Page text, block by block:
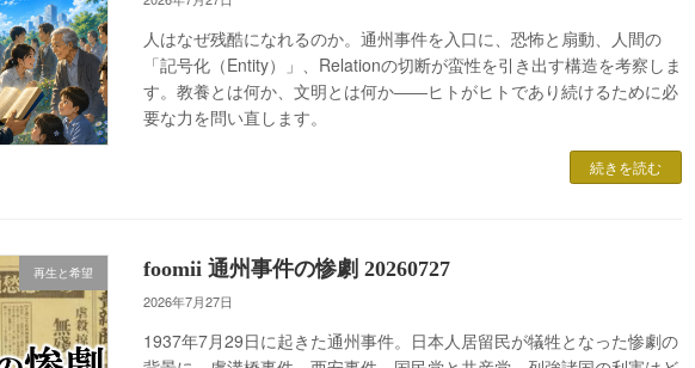
人はなぜ残酷になれるのか。通州事件を入口に、恐怖と扇動、人間の
「記号化（Entity）」、Relationの切断が蛮性を引き出す構造を考察しま
す。教養とは何か、文明とは何か――ヒトがヒトであり続けるために必
要な力を問い直します。
続きを読む
再生と希望 foomii 通州事件の惨劇 20260727
2026年7月27日
1937年7月29日に起きた通州事件。日本人居留民が犠牲となった惨劇の